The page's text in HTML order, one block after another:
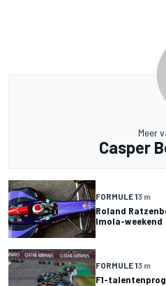
Meer
Casper
FORMULE 13 m
Roland
Imola-weekend
FORMULE 13 m
F1-